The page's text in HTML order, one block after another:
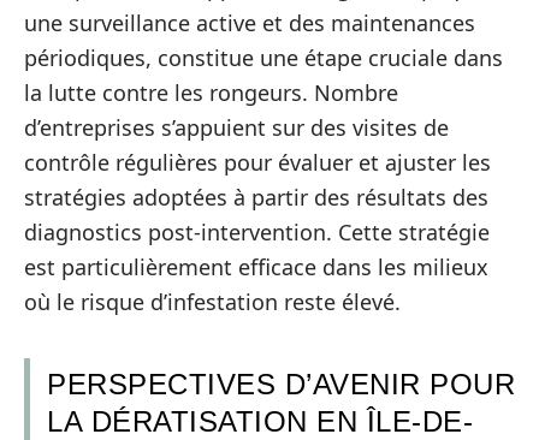
une surveillance active et des maintenances
périodiques, constitue une étape cruciale dans
la lutte contre les rongeurs. Nombre
d’entreprises s’appuient sur des visites de
contrôle régulières pour évaluer et ajuster les
stratégies adoptées à partir des résultats des
diagnostics post-intervention. Cette stratégie
est particulièrement efficace dans les milieux
où le risque d’infestation reste élevé.
PERSPECTIVES D’AVENIR POUR
LA DÉRATISATION EN ÎLE-DE-